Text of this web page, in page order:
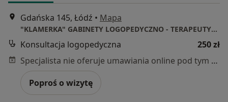
Gdańska 145, Łódź • Mapa
"KLAMERKA" GABINETY LOGOPEDYCZNO - TERAPEUTYCZNE
Konsultacja logopedyczna
250 zł
Specjalista nie oferuje umawiania online pod tym adresem.
Poproś o wizytę